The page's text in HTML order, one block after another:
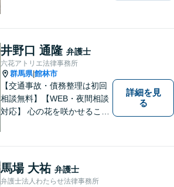
解決の鍵です。お困りごとが
ございましたら、お気軽にご
相談ください。
井野口 通隆 弁護士
六花アトリエ法律事務所
群馬県|館林市
【交通事故・債務整理は初回
相談無料】【WEB・夜間相談
対応】 心の花を咲かせること
一会を大事にし、あなたとの
縁を心からお待ちしていま
す。
詳細を見
る
馬場 大祐 弁護士
弁護士法人わたらせ法律事務所